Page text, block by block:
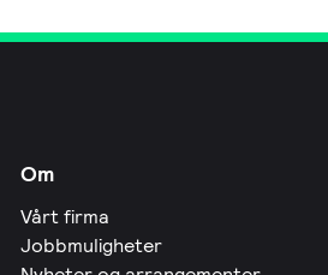
Om
Vårt firma
Jobbmuligheter